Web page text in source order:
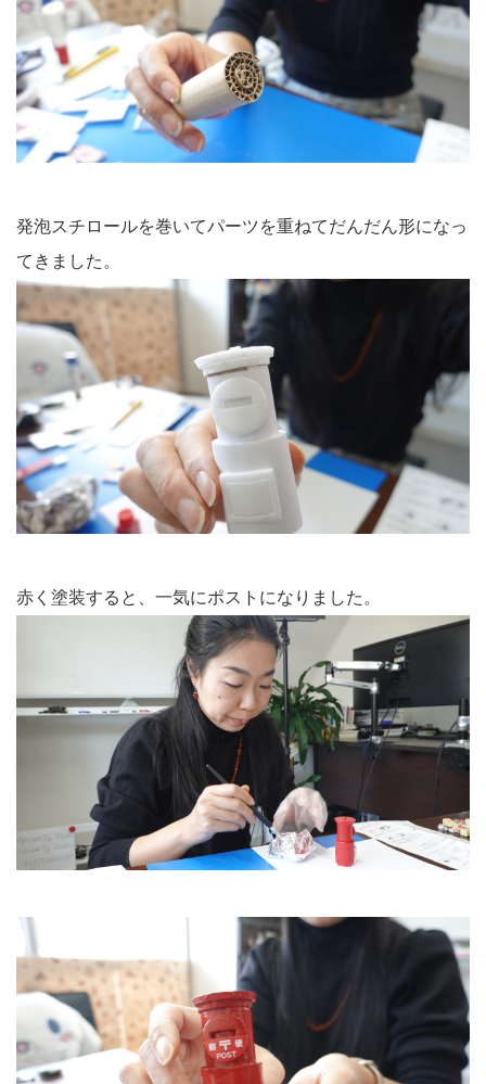
発泡スチロールを巻いてパーツを重ねてだんだん形になっ
てきました。
赤く塗装すると、一気にポストになりました。